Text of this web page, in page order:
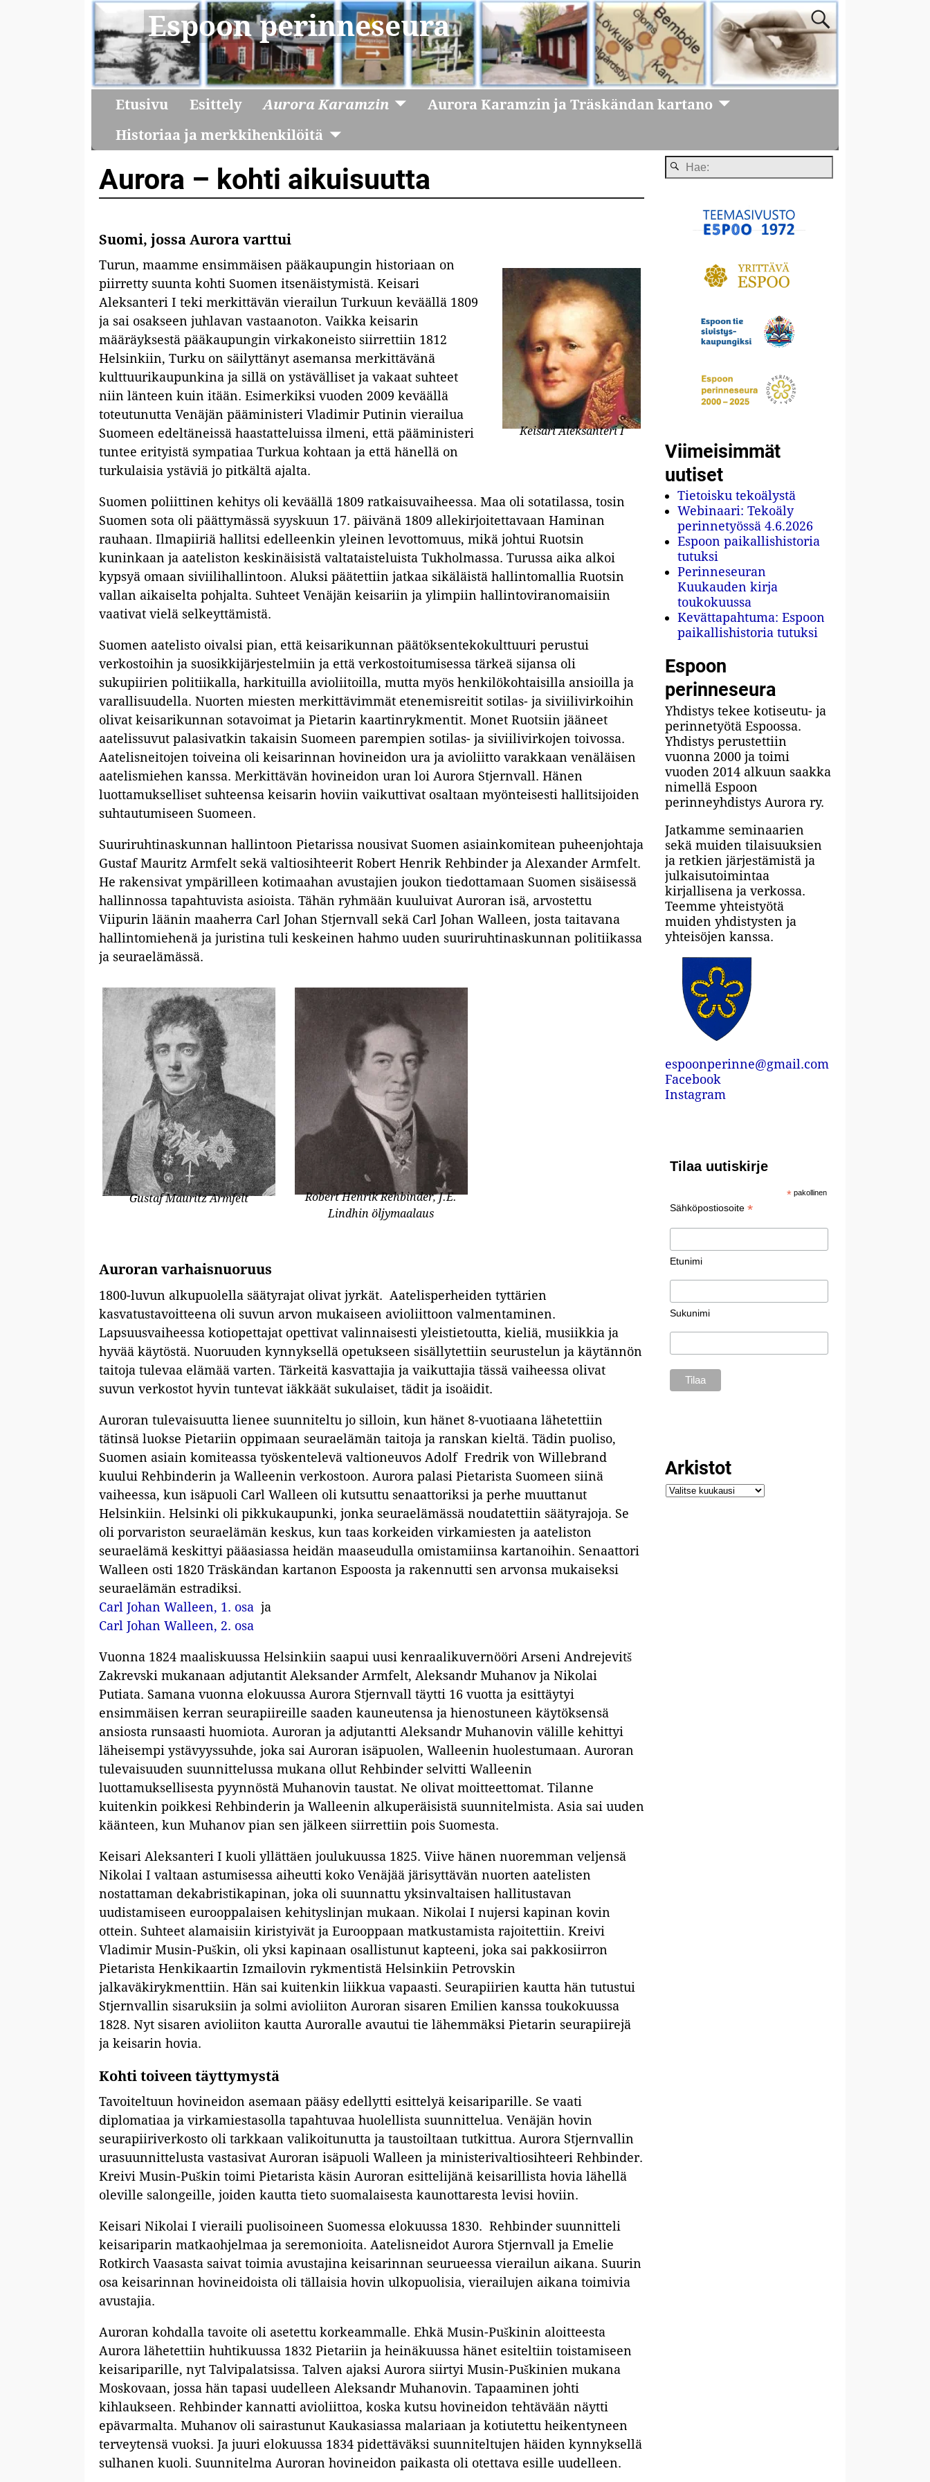
Espoon perinneseura
Etusivu Esittely Aurora Karamzin
Aurora Karamzin ja Träskändan kartano
Historiaa ja merkkihenkilöitä
Aurora – kohti aikuisuutta
Suomi, jossa Aurora varttui
Keisari Aleksanteri I
Turun, maamme ensimmäisen pääkaupungin historiaan on
piirretty suunta kohti Suomen itsenäistymistä. Keisari
Aleksanteri I teki merkittävän vierailun Turkuun keväällä 1809
ja sai osakseen juhlavan vastaanoton. Vaikka keisarin
määräyksestä pääkaupungin virkakoneisto siirrettiin 1812
Helsinkiin, Turku on säilyttänyt asemansa merkittävänä
kulttuurikaupunkina ja sillä on ystävälliset ja vakaat suhteet
niin länteen kuin itään. Esimerkiksi vuoden 2009 keväällä
toteutunutta Venäjän pääministeri Vladimir Putinin vierailua
Suomeen edeltäneissä haastatteluissa ilmeni, että pääministeri
tuntee erityistä sympatiaa Turkua kohtaan ja että hänellä on
turkulaisia ystäviä jo pitkältä ajalta.
Suomen poliittinen kehitys oli keväällä 1809 ratkaisuvaiheessa. Maa oli sotatilassa, tosin
Suomen sota oli päättymässä syyskuun 17. päivänä 1809 allekirjoitettavaan Haminan
rauhaan. Ilmapiiriä hallitsi edelleenkin yleinen levottomuus, mikä johtui Ruotsin
kuninkaan ja aateliston keskinäisistä valtataisteluista Tukholmassa. Turussa aika alkoi
kypsyä omaan siviilihallintoon. Aluksi päätettiin jatkaa sikäläistä hallintomallia Ruotsin
vallan aikaiselta pohjalta. Suhteet Venäjän keisariin ja ylimpiin hallintoviranomaisiin
vaativat vielä selkeyttämistä.
Suomen aatelisto oivalsi pian, että keisarikunnan päätöksentekokulttuuri perustui
verkostoihin ja suosikkijärjestelmiin ja että verkostoitumisessa tärkeä sijansa oli
sukupiirien politiikalla, harkituilla avioliitoilla, mutta myös henkilökohtaisilla ansioilla ja
varallisuudella. Nuorten miesten merkittävimmät etenemisreitit sotilas- ja siviilivirkoihin
olivat keisarikunnan sotavoimat ja Pietarin kaartinrykmentit. Monet Ruotsiin jääneet
aatelissuvut palasivatkin takaisin Suomeen parempien sotilas- ja siviilivirkojen toivossa.
Aatelisneitojen toiveina oli keisarinnan hovineidon ura ja avioliitto varakkaan venäläisen
aatelismiehen kanssa. Merkittävän hovineidon uran loi Aurora Stjernvall. Hänen
luottamukselliset suhteensa keisarin hoviin vaikuttivat osaltaan myönteisesti hallitsijoiden
suhtautumiseen Suomeen.
Suuriruhtinaskunnan hallintoon Pietarissa nousivat Suomen asiainkomitean puheenjohtaja
Gustaf Mauritz Armfelt sekä valtiosihteerit Robert Henrik Rehbinder ja Alexander Armfelt.
He rakensivat ympärilleen kotimaahan avustajien joukon tiedottamaan Suomen sisäisessä
hallinnossa tapahtuvista asioista. Tähän ryhmään kuuluivat Auroran isä, arvostettu
Viipurin läänin maaherra Carl Johan Stjernvall sekä Carl Johan Walleen, josta taitavana
hallintomiehenä ja juristina tuli keskeinen hahmo uuden suuriruhtinaskunnan politiikassa
ja seuraelämässä.
Gustaf Mauritz Armfelt
Robert Henrik Rehbinder, J.E.
Lindhin öljymaalaus
Auroran varhaisnuoruus
1800-luvun alkupuolella säätyrajat olivat jyrkät. Aatelisperheiden tyttärien
kasvatustavoitteena oli suvun arvon mukaiseen avioliittoon valmentaminen.
Lapsuusvaiheessa kotiopettajat opettivat valinnaisesti yleistietoutta, kieliä, musiikkia ja
hyvää käytöstä. Nuoruuden kynnyksellä opetukseen sisällytettiin seurustelun ja käytännön
taitoja tulevaa elämää varten. Tärkeitä kasvattajia ja vaikuttajia tässä vaiheessa olivat
suvun verkostot hyvin tuntevat iäkkäät sukulaiset, tädit ja isoäidit.
Auroran tulevaisuutta lienee suunniteltu jo silloin, kun hänet 8-vuotiaana lähetettiin
tätinsä luokse Pietariin oppimaan seuraelämän taitoja ja ranskan kieltä. Tädin puoliso,
Suomen asiain komiteassa työskentelevä valtioneuvos Adolf Fredrik von Willebrand
kuului Rehbinderin ja Walleenin verkostoon. Aurora palasi Pietarista Suomeen siinä
vaiheessa, kun isäpuoli Carl Walleen oli kutsuttu senaattoriksi ja perhe muuttanut
Helsinkiin. Helsinki oli pikkukaupunki, jonka seuraelämässä noudatettiin säätyrajoja. Se
oli porvariston seuraelämän keskus, kun taas korkeiden virkamiesten ja aateliston
seuraelämä keskittyi pääasiassa heidän maaseudulla omistamiinsa kartanoihin. Senaattori
Walleen osti 1820 Träskändan kartanon Espoosta ja rakennutti sen arvonsa mukaiseksi
seuraelämän estradiksi.
Carl Johan Walleen, 1. osa ja
Carl Johan Walleen, 2. osa
Vuonna 1824 maaliskuussa Helsinkiin saapui uusi kenraalikuvernööri Arseni Andrejevitš
Zakrevski mukanaan adjutantit Aleksander Armfelt, Aleksandr Muhanov ja Nikolai
Putiata. Samana vuonna elokuussa Aurora Stjernvall täytti 16 vuotta ja esittäytyi
ensimmäisen kerran seurapiireille saaden kauneutensa ja hienostuneen käytöksensä
ansiosta runsaasti huomiota. Auroran ja adjutantti Aleksandr Muhanovin välille kehittyi
läheisempi ystävyyssuhde, joka sai Auroran isäpuolen, Walleenin huolestumaan. Auroran
tulevaisuuden suunnittelussa mukana ollut Rehbinder selvitti Walleenin
luottamuksellisesta pyynnöstä Muhanovin taustat. Ne olivat moitteettomat. Tilanne
kuitenkin poikkesi Rehbinderin ja Walleenin alkuperäisistä suunnitelmista. Asia sai uuden
käänteen, kun Muhanov pian sen jälkeen siirrettiin pois Suomesta.
Keisari Aleksanteri I kuoli yllättäen joulukuussa 1825. Viive hänen nuoremman veljensä
Nikolai I valtaan astumisessa aiheutti koko Venäjää järisyttävän nuorten aatelisten
nostattaman dekabristikapinan, joka oli suunnattu yksinvaltaisen hallitustavan
uudistamiseen eurooppalaisen kehityslinjan mukaan. Nikolai I nujersi kapinan kovin
ottein. Suhteet alamaisiin kiristyivät ja Eurooppaan matkustamista rajoitettiin. Kreivi
Vladimir Musin-Puškin, oli yksi kapinaan osallistunut kapteeni, joka sai pakkosiirron
Pietarista Henkikaartin Izmailovin rykmentistä Helsinkiin Petrovskin
jalkaväkirykmenttiin. Hän sai kuitenkin liikkua vapaasti. Seurapiirien kautta hän tutustui
Stjernvallin sisaruksiin ja solmi avioliiton Auroran sisaren Emilien kanssa toukokuussa
1828. Nyt sisaren avioliiton kautta Auroralle avautui tie lähemmäksi Pietarin seurapiirejä
ja keisarin hovia.
Kohti toiveen täyttymystä
Tavoiteltuun hovineidon asemaan pääsy edellytti esittelyä keisariparille. Se vaati
diplomatiaa ja virkamiestasolla tapahtuvaa huolellista suunnittelua. Venäjän hovin
seurapiiriverkosto oli tarkkaan valikoitunutta ja taustoiltaan tutkittua. Aurora Stjernvallin
urasuunnittelusta vastasivat Auroran isäpuoli Walleen ja ministerivaltiosihteeri Rehbinder.
Kreivi Musin-Puškin toimi Pietarista käsin Auroran esittelijänä keisarillista hovia lähellä
oleville salongeille, joiden kautta tieto suomalaisesta kaunottaresta levisi hoviin.
Keisari Nikolai I vieraili puolisoineen Suomessa elokuussa 1830. Rehbinder suunnitteli
keisariparin matkaohjelmaa ja seremonioita. Aatelisneidot Aurora Stjernvall ja Emelie
Rotkirch Vaasasta saivat toimia avustajina keisarinnan seurueessa vierailun aikana. Suurin
osa keisarinnan hovineidoista oli tällaisia hovin ulkopuolisia, vierailujen aikana toimivia
avustajia.
Auroran kohdalla tavoite oli asetettu korkeammalle. Ehkä Musin-Puškinin aloitteesta
Aurora lähetettiin huhtikuussa 1832 Pietariin ja heinäkuussa hänet esiteltiin toistamiseen
keisariparille, nyt Talvipalatsissa. Talven ajaksi Aurora siirtyi Musin-Puškinien mukana
Moskovaan, jossa hän tapasi uudelleen Aleksandr Muhanovin. Tapaaminen johti
kihlaukseen. Rehbinder kannatti avioliittoa, koska kutsu hovineidon tehtävään näytti
epävarmalta. Muhanov oli sairastunut Kaukasiassa malariaan ja kotiutettu heikentyneen
terveytensä vuoksi. Ja juuri elokuussa 1834 pidettäväksi suunniteltujen häiden kynnyksellä
sulhanen kuoli. Suunnitelma Auroran hovineidon paikasta oli otettava esille uudelleen.
Viimeisimmät
uutiset
Tietoisku tekoälystä
Webinaari: Tekoäly
perinnetyössä 4.6.2026
Espoon paikallishistoria
tutuksi
Perinneseuran
Kuukauden kirja
toukokuussa
Kevättapahtuma: Espoon
paikallishistoria tutuksi
Espoon
perinneseura
Yhdistys tekee kotiseutu- ja
perinnetyötä Espoossa.
Yhdistys perustettiin
vuonna 2000 ja toimi
vuoden 2014 alkuun saakka
nimellä Espoon
perinneyhdistys Aurora ry.
Jatkamme seminaarien
sekä muiden tilaisuuksien
ja retkien järjestämistä ja
julkaisutoimintaa
kirjallisena ja verkossa.
Teemme yhteistyötä
muiden yhdistysten ja
yhteisöjen kanssa.
espoonperinne@gmail.com
Facebook
Instagram
Tilaa uutiskirje
*pakollinen
Sähköpostiosoite*
Etunimi
Sukunimi
Arkistot